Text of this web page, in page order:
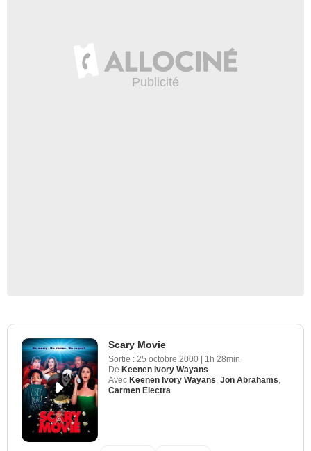
Scary Movie
Sortie : 25 octobre 2000 | 1h 28min
De Keenen Ivory Wayans
Avec Keenen Ivory Wayans Jon Abrahams
Carmen Electra